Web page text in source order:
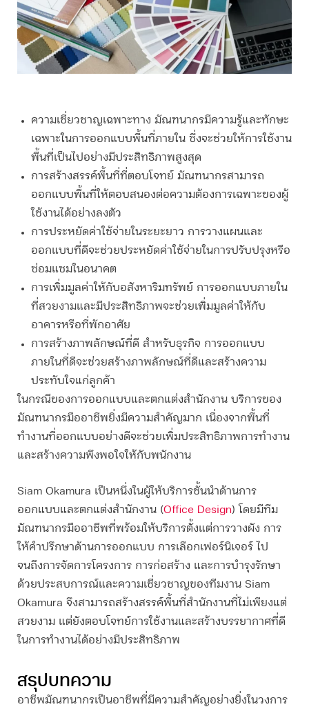
ความเชี่ยวชาญเฉพาะทาง มัณฑนากรมีความรู้และทักษะ
เฉพาะในการออกแบบพื้นที่ภายใน ซึ่งจะช่วยให้การใช้งาน
พื้นที่เป็นไปอย่างมีประสิทธิภาพสูงสุด
การสร้างสรรค์พื้นที่ที่ตอบโจทย์ มัณฑนากรสามารถ
ออกแบบพื้นที่ให้ตอบสนองต่อความต้องการเฉพาะของผู้
ใช้งานได้อย่างลงตัว
การประหยัดค่าใช้จ่ายในระยะยาว การวางแผนและ
ออกแบบที่ดีจะช่วยประหยัดค่าใช้จ่ายในการปรับปรุงหรือ
ซ่อมแซมในอนาคต
การเพิ่มมูลค่าให้กับอสังหาริมทรัพย์ การออกแบบภายใน
ที่สวยงามและมีประสิทธิภาพจะช่วยเพิ่มมูลค่าให้กับ
อาคารหรือที่พักอาศัย
การสร้างภาพลักษณ์ที่ดี สำหรับธุรกิจ การออกแบบ
ภายในที่ดีจะช่วยสร้างภาพลักษณ์ที่ดีและสร้างความ
ประทับใจแก่ลูกค้า
ในกรณีของการออกแบบและตกแต่งสำนักงาน บริการของ
มัณฑนากรมืออาชีพยิ่งมีความสำคัญมาก เนื่องจากพื้นที่
ทำงานที่ออกแบบอย่างดีจะช่วยเพิ่มประสิทธิภาพการทำงาน
และสร้างความพึงพอใจให้กับพนักงาน
Siam Okamura เป็นหนึ่งในผู้ให้บริการชั้นนำด้านการ
ออกแบบและตกแต่งสำนักงาน (Office Design) โดยมีทีม
มัณฑนากรมืออาชีพที่พร้อมให้บริการตั้งแต่การวางผัง การ
ให้คำปรึกษาด้านการออกแบบ การเลือกเฟอร์นิเจอร์ ไป
จนถึงการจัดการโครงการ การก่อสร้าง และการบำรุงรักษา
ด้วยประสบการณ์และความเชี่ยวชาญของทีมงาน Siam
Okamura จึงสามารถสร้างสรรค์พื้นที่สำนักงานที่ไม่เพียงแต่
สวยงาม แต่ยังตอบโจทย์การใช้งานและสร้างบรรยากาศที่ดี
ในการทำงานได้อย่างมีประสิทธิภาพ
สรุปบทความ
อาชีพมัณฑนากรเป็นอาชีพที่มีความสำคัญอย่างยิ่งในวงการ